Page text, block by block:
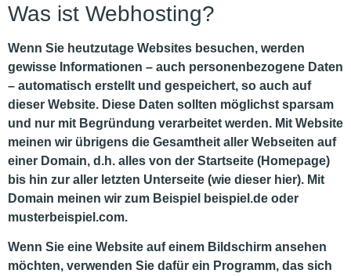
Was ist Webhosting?
Wenn Sie heutzutage Websites besuchen, werden
gewisse Informationen – auch personenbezogene Daten
– automatisch erstellt und gespeichert, so auch auf
dieser Website. Diese Daten sollten möglichst sparsam
und nur mit Begründung verarbeitet werden. Mit Website
meinen wir übrigens die Gesamtheit aller Webseiten auf
einer Domain, d.h. alles von der Startseite (Homepage)
bis hin zur aller letzten Unterseite (wie dieser hier). Mit
Domain meinen wir zum Beispiel beispiel.de oder
musterbeispiel.com.
Wenn Sie eine Website auf einem Bildschirm ansehen
möchten, verwenden Sie dafür ein Programm, das sich